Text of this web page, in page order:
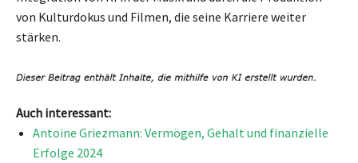
von Kulturdokus und Filmen, die seine Karriere weiter
stärken.
Auch interessant:
Antoine Griezmann: Vermögen, Gehalt und finanzielle
Erfolge 2024